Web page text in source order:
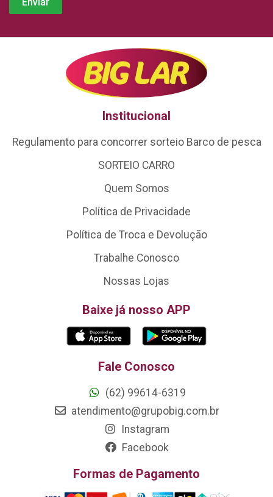
Institucional
Regulamento para concorrer sorteio Barco de pesca
SORTEIO CARRO
Quem Somos
Política de Privacidade
Política de Troca e Devolução
Trabalhe Conosco
Nossas Lojas
Baixe já nosso APP
Fale Conosco
(62) 99614-6319
atendimento@grupobig.com.br
Instagram
Facebook
Formas de Pagamento